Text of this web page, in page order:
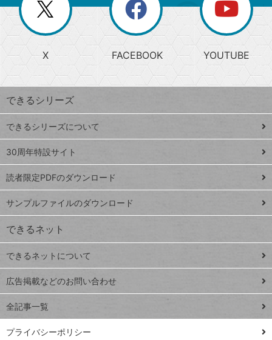
じ
る
search
検
索
上
昇
ワ
ー
ド
Google
スプレ
ッドシ
ート
iPhone
VLOOKUP
close
閉じ
る
閉
じ
る
ー
か
ら
探
す
ト
ッ
プ
ペ
ジ
連載
Excel Q&A
トイアンナ流仕
事術
ではじめる業務
X FACEBOOK YOUTUBE
できるシリーズ
できるシリーズについて
30周年特設サイト
読者限定PDFのダウンロード
サンプルファイルのダウンロード
できるネット
できるネットについて
広告掲載などのお問い合わせ
全記事一覧
プライバシーポリシー